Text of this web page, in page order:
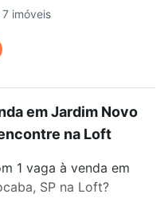
imóveis
em Jardim Novo
na Loft
1 vaga à venda em
SP na Loft?